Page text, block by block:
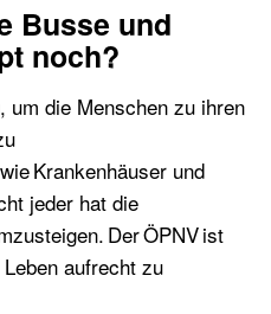
Busse und
noch?
die Menschen zu ihren
Krankenhäuser und
jeder hat die
Der ÖPNV ist
aufrecht zu